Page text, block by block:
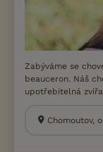
Zabýváme se
beauceron. Náš
upotřebitelná
Chomoutov,